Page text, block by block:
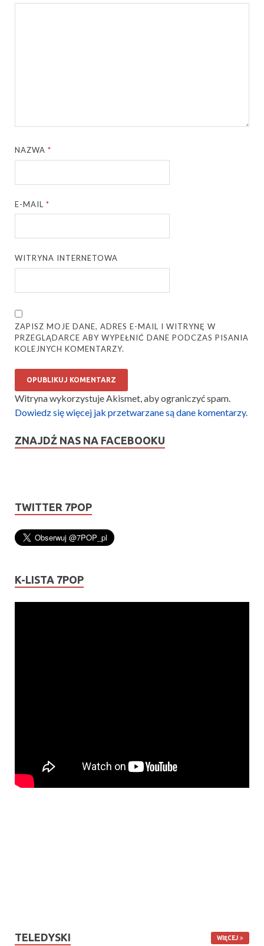
NAZWA*
E-MAIL*
WITRYNA INTERNETOWA
ZAPISZ MOJE DANE, ADRES E-MAIL I WITRYNĘ W
PRZEGLĄDARCE ABY WYPEŁNIĆ DANE PODCZAS PISANIA
KOLEJNYCH KOMENTARZY.
Witryna wykorzystuje Akismet, aby ograniczyć spam.
Dowiedz się więcej jak przetwarzane są dane komentarzy.
ZNAJDŹ NAS NA FACEBOOKU
TWITTER 7POP
K-LISTA 7POP
TELEDYSKI WIĘCEJ